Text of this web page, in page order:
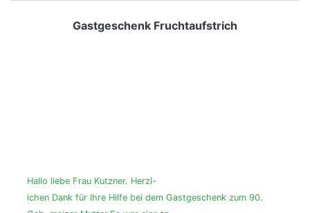
Gastgeschenk Fruchtaufstrich
Hallo liebe Frau Kutzner. Herzl-
ichen Dank für Ihre Hilfe bei dem Gastgeschenk zum 90.